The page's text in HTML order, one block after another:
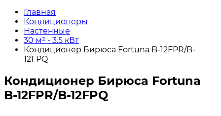
Главная
Кондиционеры
Настенные
30 м² - 3.5 кВт
Кондиционер Бирюса Fortuna B-12FPR/B-
12FPQ
Кондиционер Бирюса Fortuna
B-12FPR/B-12FPQ